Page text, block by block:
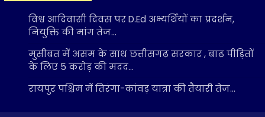
विश्व आदिवासी दिवस पर D.Ed अभ्यर्थियों का प्रदर्शन,
नियुक्ति की मांग तेज…
मुसीबत में असम के साथ छत्तीसगढ़ सरकार , बाढ़ पीड़ितों
के लिए 5 करोड़ की मदद…
रायपुर पश्चिम में तिरंगा-कांवड़ यात्रा की तैयारी तेज…